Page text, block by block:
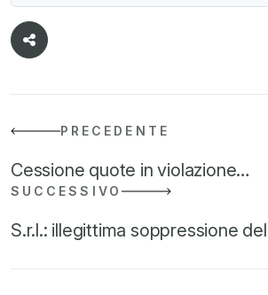
più a favore di società, in passato, ho
prevalente clientela di tipo istituzionale in
finanziario (i.e. factoring) e concorsuale,
PRECEDENTE
Cessione quote in violazione…
SUCCESSIVO
S.r.l.: illegittima soppressione